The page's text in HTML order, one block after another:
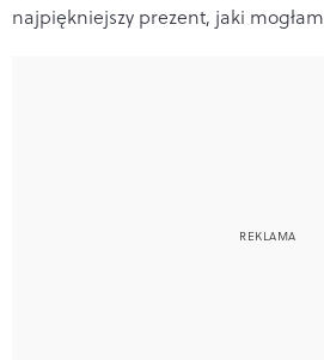
najpiękniejszy prezent, jaki